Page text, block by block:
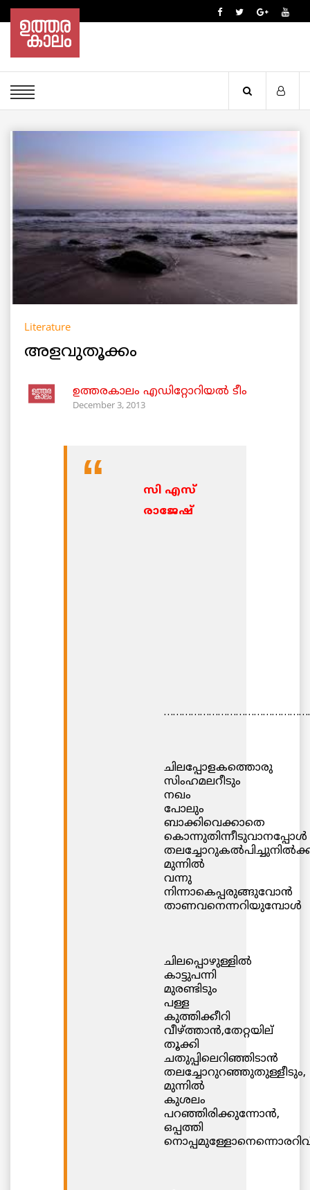
Literature
അളവുതൂക്കം
ഉത്തരകാലം എഡിറ്റോറിയല്‍ ടീം
December 3, 2013
സി എസ്
രാജേഷ്‌
ചിലപ്പോളകത്തൊരു
സിംഹമലറീടും
നഖം
പോലും
ബാക്കിവെക്കാതെ
കൊന്നുതിന്നീടുവാനപ്പോള്‍
മുന്നില്‍
വന്നു
നിന്നാകെപ്പരുങ്ങുവോന്‍
താണവനെന്നറിയുമ്പോള്‍
ചിലപ്പൊഴുള്ളില്‍
കാട്ടുപന്നി
മുരണ്ടിടും
പള്ള
കുത്തിക്കീറി
വീഴ്ത്താന്‍,തേറ്റയില്‌
തൂക്കി
ചതുപ്പിലെറിഞ്ഞിടാന്‍
തലച്ചോറുറഞ്ഞുതുള്ളീടും,
മുന്നില്‍
കുശലം
പറഞ്ഞിരിക്കുന്നോന്‍,
ഒപ്പത്തി